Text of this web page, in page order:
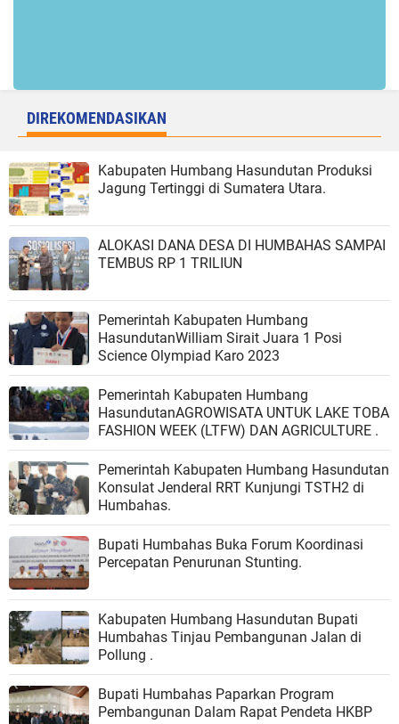
DIREKOMENDASIKAN
Kabupaten Humbang Hasundutan Produksi
Jagung Tertinggi di Sumatera Utara.
ALOKASI DANA DESA DI HUMBAHAS SAMPAI
TEMBUS RP 1 TRILIUN
Pemerintah Kabupaten Humbang
HasundutanWilliam Sirait Juara 1 Posi
Science Olympiad Karo 2023
Pemerintah Kabupaten Humbang
HasundutanAGROWISATA UNTUK LAKE TOBA
FASHION WEEK (LTFW) DAN AGRICULTURE .
Pemerintah Kabupaten Humbang Hasundutan
Konsulat Jenderal RRT Kunjungi TSTH2 di
Humbahas.
Bupati Humbahas Buka Forum Koordinasi
Percepatan Penurunan Stunting.
Kabupaten Humbang Hasundutan Bupati
Humbahas Tinjau Pembangunan Jalan di
Pollung .
Bupati Humbahas Paparkan Program
Pembangunan Dalam Rapat Pendeta HKBP